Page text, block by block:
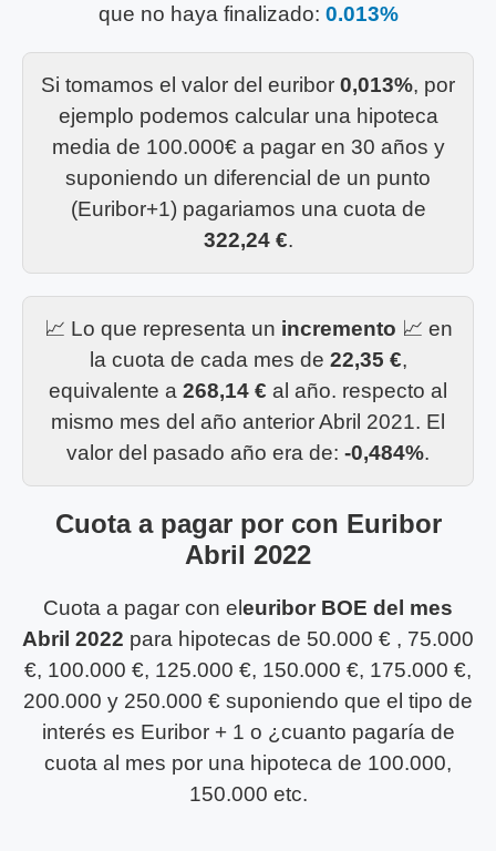
que no haya finalizado: 0.013%
Si tomamos el valor del euribor 0,013%, por
ejemplo podemos calcular una hipoteca
media de 100.000€ a pagar en 30 años y
suponiendo un diferencial de un punto
(Euribor+1) pagariamos una cuota de
322,24 €.
📈 Lo que representa un incremento 📈 en
la cuota de cada mes de 22,35 €,
equivalente a 268,14 € al año. respecto al
mismo mes del año anterior Abril 2021. El
valor del pasado año era de: -0,484%.
Cuota a pagar por con Euribor
Abril 2022
Cuota a pagar con eleuribor BOE del mes
Abril 2022 para hipotecas de 50.000 € , 75.000
€, 100.000 €, 125.000 €, 150.000 €, 175.000 €,
200.000 y 250.000 € suponiendo que el tipo de
interés es Euribor + 1 o ¿cuanto pagaría de
cuota al mes por una hipoteca de 100.000,
150.000 etc.